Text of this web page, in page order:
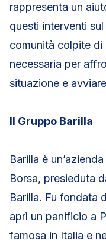
rappresenta un
questi interventi
comunità colpite di
necessaria per
situazione e
Il Gruppo Barilla
Barilla è
Borsa, presieduta
Barilla. Fu fondata
aprì un panificio a
famosa in Italia e